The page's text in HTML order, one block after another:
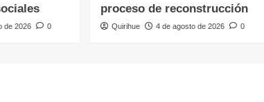
de 2026 0
proceso de reconstrucción
Quirihue 4 de agosto de 2026 0